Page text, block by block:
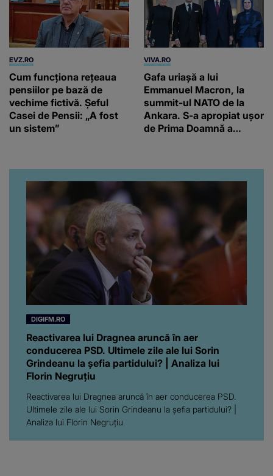
EVZ.RO
Cum funcționa rețeaua
pensiilor pe bază de
vechime fictivă. Șeful
Casei de Pensii: „A fost
un sistem”
VIVA.RO
Gafa uriașă a lui
Emmanuel Macron, la
summit-ul NATO de la
Ankara. S-a apropiat ușor
de Prima Doamnă a
înconjurul presei
DIGIFM.RO
Reactivarea lui Dragnea aruncă în aer
conducerea PSD. Ultimele zile ale lui Sorin
Grindeanu la șefia partidului? | Analiza lui
Florin Negruțiu
Reactivarea lui Dragnea aruncă în aer conducerea PSD.
Ultimele zile ale lui Sorin Grindeanu la șefia partidului? |
Analiza lui Florin Negruțiu